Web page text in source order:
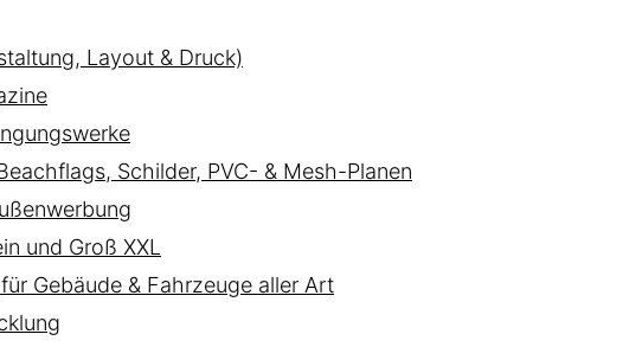
Layout & Druck)
Schilder, PVC- & Mesh-Planen
und Groß XXL
Gebäude & Fahrzeuge aller Art